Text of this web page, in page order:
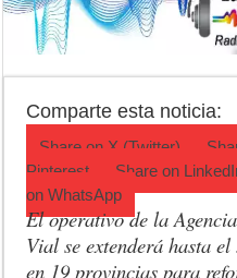
Desbaratan un punto de venta
Campeonato TC JK: Diego
Comparte esta noticia:
Share on X (Twitter)
Pinterest
Share on
onWhatsApp
El operativo de la
Vial se extenderá hasta
en 19 provincias para